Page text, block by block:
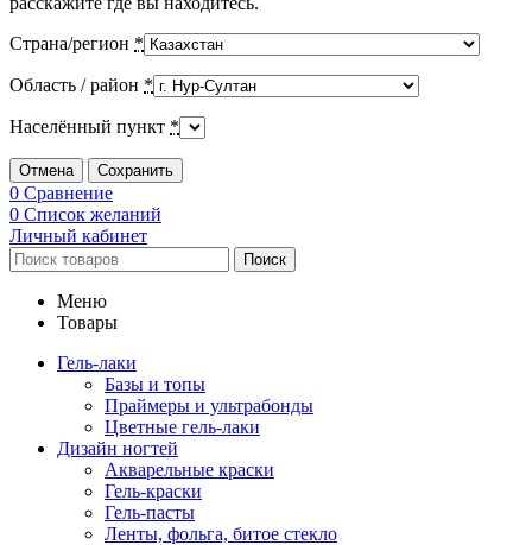
Страна/регион *
Область / район *
Населённый пункт *
Отмена Сохранить
0 Сравнение
0 Список желаний
Личный кабинет
Поиск
Меню
Товары
Гель-лаки
Базы и топы
Праймеры и ультрабонды
Цветные гель-лаки
Дизайн ногтей
Акварельные краски
Гель-краски
Гель-пасты
Ленты, фольга, битое стекло